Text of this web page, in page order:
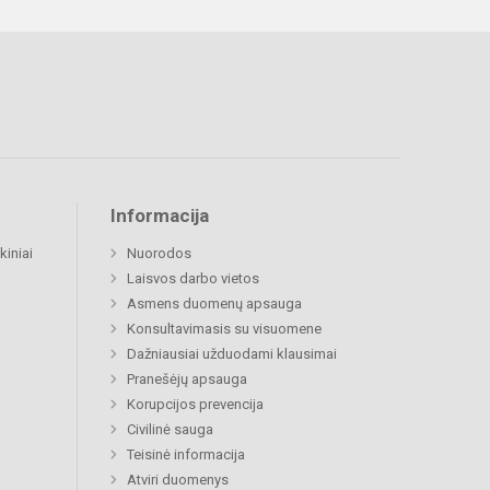
Informacija
Nuorodos
Laisvos darbo vietos
Asmens duomenų apsauga
Konsultavimasis su visuomene
Dažniausiai užduodami klausimai
Pranešėjų apsauga
Korupcijos prevencija
Civilinė sauga
Teisinė informacija
Atviri duomenys